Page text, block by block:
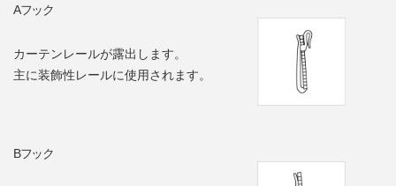
Aフック
カーテンレールが露出します。
主に装飾性レールに使用されます。
Bフック